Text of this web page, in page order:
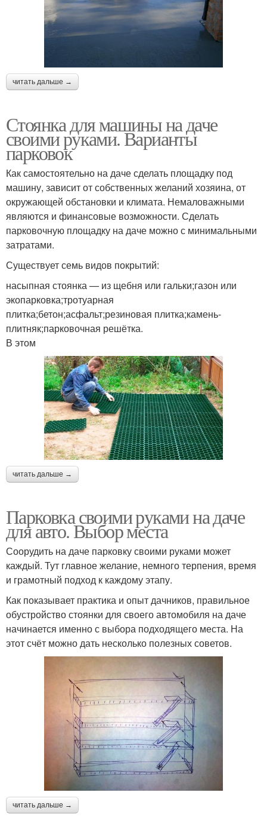
читать дальше →
Стоянка для машины на даче
своими руками. Варианты
парковок
Как самостоятельно на даче сделать площадку под
машину, зависит от собственных желаний хозяина, от
окружающей обстановки и климата. Немаловажными
являются и финансовые возможности. Сделать
парковочную площадку на даче можно с минимальными
затратами.
Существует семь видов покрытий:
насыпная стоянка — из щебня или гальки;газон или
экопарковка;тротуарная
плитка;бетон;асфальт;резиновая плитка;камень-
плитняк;парковочная решётка.
В этом
читать дальше →
Парковка своими руками на даче
для авто. Выбор места
Соорудить на даче парковку своими руками может
каждый. Тут главное желание, немного терпения, время
и грамотный подход к каждому этапу.
Как показывает практика и опыт дачников, правильное
обустройство стоянки для своего автомобиля на даче
начинается именно с выбора подходящего места. На
этот счёт можно дать несколько полезных советов.
читать дальше →